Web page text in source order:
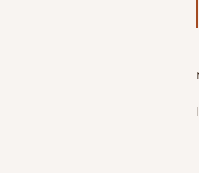
estudio
fotos